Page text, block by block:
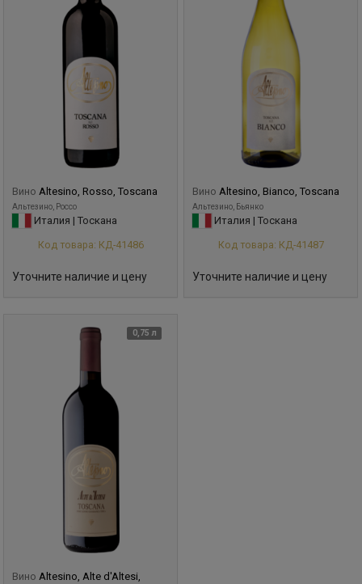
Вино Altesino, Rosso, Toscana
Альтезино, Россо
Италия | Тоскана
Код товара: КД-41486
Уточните наличие и цену
Вино Altesino, Bianco, Toscana
Альтезино, Бьянко
Италия | Тоскана
Код товара: КД-41487
Уточните наличие и цену
0,75 л
Вино Altesino, Alte d'Altesi,